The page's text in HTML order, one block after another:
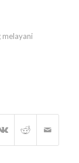
melayani